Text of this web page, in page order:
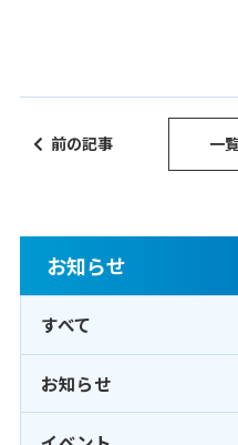
前の記事 一
お知らせ
すべて
お知らせ